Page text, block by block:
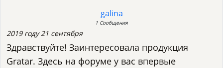
galina
1 Сообщения
2019 году 21 сентября
Здравствуйте! Заинтересовала продукция
Gratar. Здесь на форуме у вас впервые